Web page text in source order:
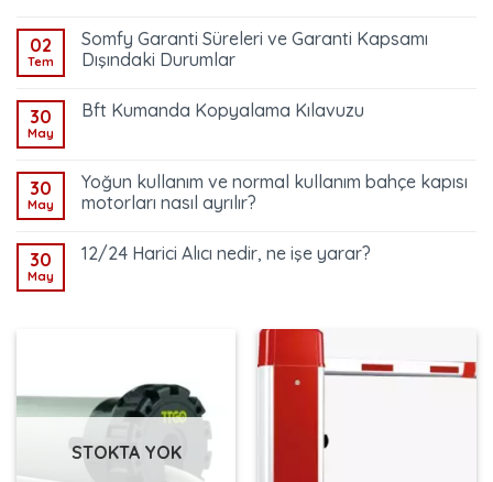
02
Tem
Somfy Garanti Süreleri ve Garanti Kapsamı
Dışındaki Durumlar
30
May
Bft Kumanda Kopyalama Kılavuzu
30
May
Yoğun kullanım ve normal kullanım bahçe kapısı
motorları nasıl ayrılır?
30
May
12/24 Harici Alıcı nedir, ne işe yarar?
STOKTA YOK